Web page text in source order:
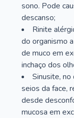
sono. Pode
descanso;
Rinite
do organismo
de muco em
inchaço dos
Sinusite,
seios da face,
desde
mucosa em